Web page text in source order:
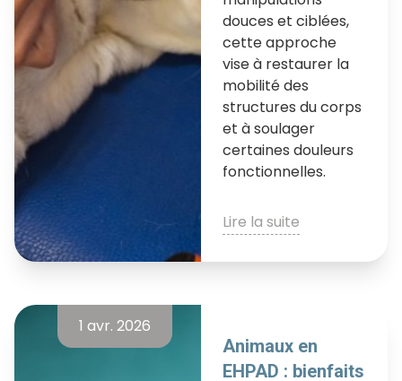
douces et ciblées,
cette approche
vise à restaurer la
mobilité des
structures du corps
et à soulager
certaines douleurs
fonctionnelles.
Lire la suite
1 avr. 2026
Animaux en
EHPAD : bienfaits